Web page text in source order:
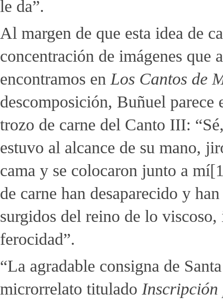
le da”.
Al margen de que esta idea de
concentración de imágenes que
encontramos en Los Cantos de
descomposición, Buñuel
trozo de carne del Canto III:
estuvo al alcance de su mano,
cama y se colocaron junto a mí
de carne han desaparecido y
surgidos del reino de lo
ferocidad”.
“La agradable consigna de
microrrelato titulado Inscripción